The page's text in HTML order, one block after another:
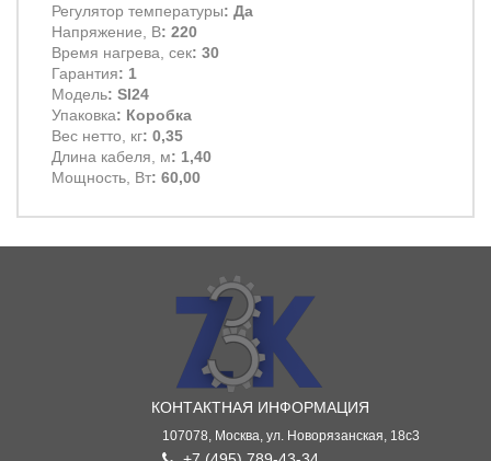
Регулятор температуры: Да
Напряжение, В: 220
Время нагрева, сек: 30
Гарантия: 1
Модель: SI24
Упаковка: Коробка
Вес нетто, кг: 0,35
Длина кабеля, м: 1,40
Мощность, Вт: 60,00
КОНТАКТНАЯ ИНФОРМАЦИЯ
107078, Москва, ул. Новорязанская, 18с3